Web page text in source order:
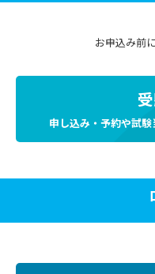
お申込み前
申し込み・予約や試